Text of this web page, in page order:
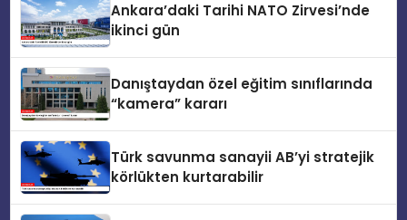
Ankara’daki Tarihi NATO Zirvesi’nde
ikinci gün
Danıştaydan özel eğitim sınıflarında
“kamera” kararı
Türk savunma sanayii AB’yi stratejik
körlükten kurtarabilir